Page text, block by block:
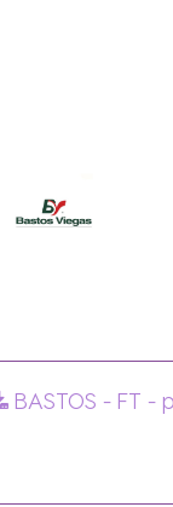
BASTOS - FT -